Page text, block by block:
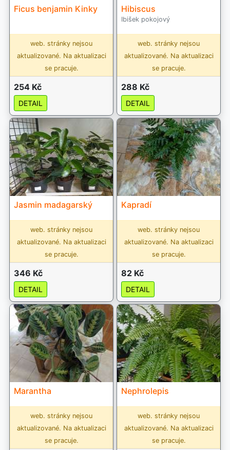
Ficus benjamin Kinky
web. stránky nejsou
aktualizované. Na aktualizaci
se pracuje.
254 Kč
DETAIL
Hibiscus
Ibišek pokojový
web. stránky nejsou
aktualizované. Na aktualizaci
se pracuje.
288 Kč
DETAIL
Jasmin madagarský
web. stránky nejsou
aktualizované. Na aktualizaci
se pracuje.
346 Kč
DETAIL
Kapradí
web. stránky nejsou
aktualizované. Na aktualizaci
se pracuje.
82 Kč
DETAIL
Marantha
web. stránky nejsou
aktualizované. Na aktualizaci
se pracuje.
Nephrolepis
web. stránky nejsou
aktualizované. Na aktualizaci
se pracuje.